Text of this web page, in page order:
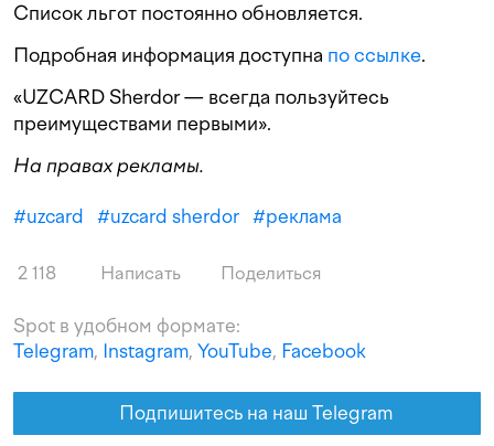
Список льгот постоянно обновляется.
Подробная информация доступна по ссылке.
«UZCARD Sherdor — всегда пользуйтесь
преимуществами первыми».
На правах рекламы.
#uzcard #uzcard sherdor #реклама
2 118 Написать Поделиться
Spot в удобном формате:
Telegram, Instagram, YouTube, Facebook
Подпишитесь на наш Telegram